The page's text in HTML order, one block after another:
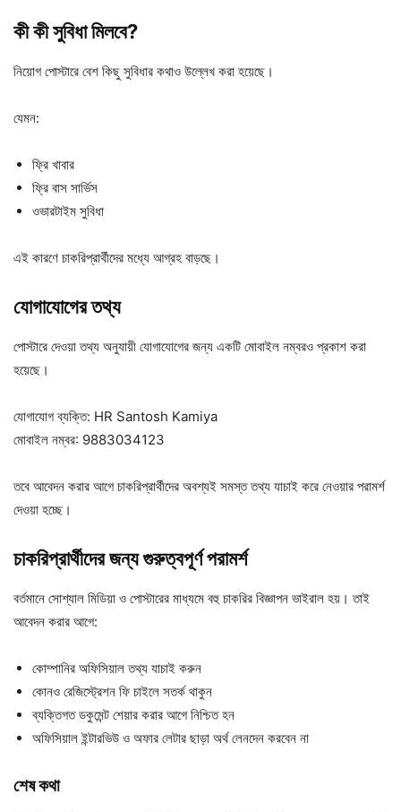
কীকীসুবিধামিলবে?
নিয়োগ পোস্টারে বেশ কিছু সুবিধার কথাও উল্লেখ করা হয়েছে।
যেমন:
ফ্রি খাবার
ফ্রি বাস সার্ভিস
ওভারটাইম সুবিধা
এই কারণে চাকরিপ্রার্থীদের মধ্যে আগ্রহ বাড়ছে।
যোগাযোগেরতথ্য
পোস্টারে দেওয়া তথ্য অনুযায়ী যোগাযোগের জন্য একটি মোবাইল নম্বরও প্রকাশ করা
হয়েছে।
যোগাযোগ ব্যক্তি: HR Santosh Kamiya
মোবাইল নম্বর: 9883034123
তবে আবেদন করার আগে চাকরিপ্রার্থীদের অবশ্যই সমস্ত তথ্য যাচাই করে নেওয়ার পরামর্শ
দেওয়া হচ্ছে।
চাকরিপ্রার্থীদেরজন্যগুরুত্বপূর্ণপরামর্শ
বর্তমানে সোশ্যাল মিডিয়া ও পোস্টারের মাধ্যমে বহু চাকরির বিজ্ঞাপন ভাইরাল হয়। তাই
আবেদন করার আগে:
কোম্পানির অফিসিয়াল তথ্য যাচাই করুন
কোনও রেজিস্ট্রেশন ফি চাইলে সতর্ক থাকুন
ব্যক্তিগত ডকুমেন্ট শেয়ার করার আগে নিশ্চিত হন
অফিসিয়াল ইন্টারভিউ ও অফার লেটার ছাড়া অর্থ লেনদেন করবেন না
শেষকথা